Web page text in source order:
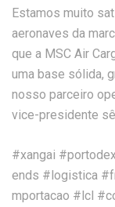
Estamos muito
aeronaves da
que a MSC Air
uma base sólida,
nosso parceiro
vice-presidente
#xangai
ends #logistica
mportacao #lcl